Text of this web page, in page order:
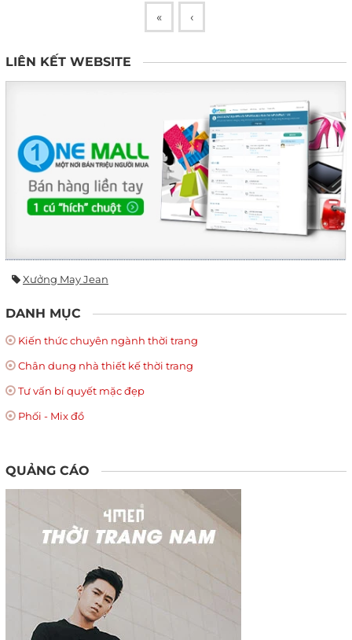
« ‹
LIÊN KẾT WEBSITE
Xưởng May Jean
DANH MỤC
Kiến thức chuyên ngành thời trang
Chân dung nhà thiết kế thời trang
Tư vấn bí quyết mặc đẹp
Phối - Mix đồ
QUẢNG CÁO